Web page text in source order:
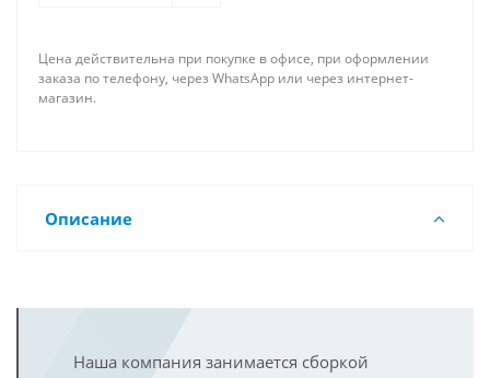
Цена действительна при покупке в офисе, при оформлении
заказа по телефону, через WhatsApp или через интернет-
магазин.
Описание
Наша компания занимается сборкой